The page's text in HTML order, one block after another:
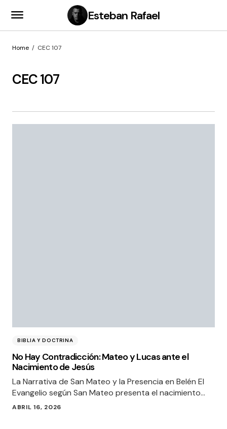
Esteban Rafael
Home CEC 107
CEC 107
BIBLIA Y DOCTRINA
No Hay Contradicción: Mateo y Lucas ante el
Nacimiento de Jesús
La Narrativa de San Mateo y la Presencia en Belén El
Evangelio según San Mateo presenta el nacimiento…
ABRIL 16, 2026